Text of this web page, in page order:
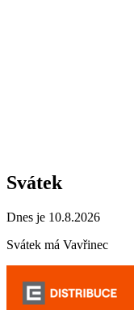
Svátek
Dnes je 10.8.2026
Svátek má Vavřinec